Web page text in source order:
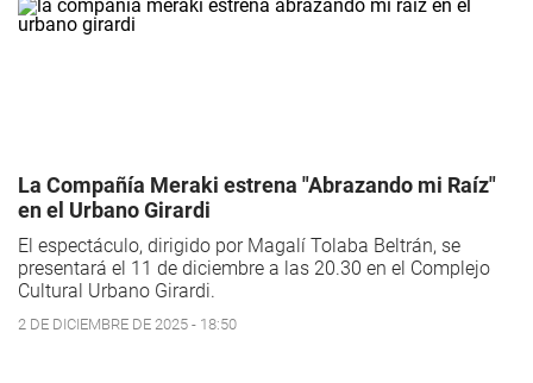
La Compañía Meraki estrena "Abrazando mi Raíz"
en el Urbano Girardi
El espectáculo, dirigido por Magalí Tolaba Beltrán, se
presentará el 11 de diciembre a las 20.30 en el Complejo
Cultural Urbano Girardi.
2 DE DICIEMBRE DE 2025 - 18:50